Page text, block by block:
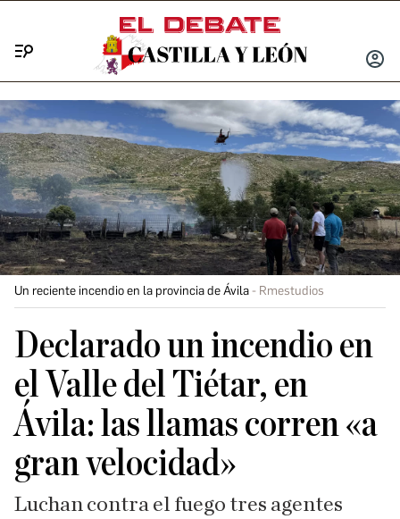
INICIAR
Un reciente incendio en la provincia de Ávila Rmestudios
Declarado un incendio en
el Valle del Tiétar, en
Ávila: las llamas corren «a
gran velocidad»
Luchan contra el fuego tres agentes